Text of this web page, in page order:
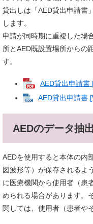
貸出しは「AED貸出申請書
します。
申請が同時期に重複した場
所とAED既設置場所からの
す。
AED貸出申請書
AED貸出申請書
AEDのデータ抽
AEDを使用すると本体の内
図波形等）が保存されるよ
に医療機関から使用者（患
められる場合があります。
関しては、使用者（患者や